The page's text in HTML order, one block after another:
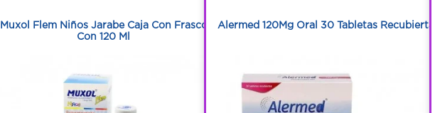
Muxol Flem Niños Jarabe Caja Con Frasco
Con 120 Ml
Alermed 120Mg Oral 30 Tabletas Recubiertas